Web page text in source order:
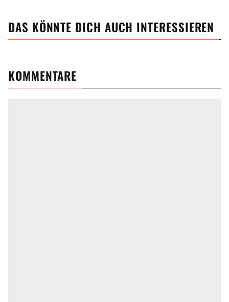
DAS KÖNNTE DICH AUCH INTERESSIEREN
KOMMENTARE